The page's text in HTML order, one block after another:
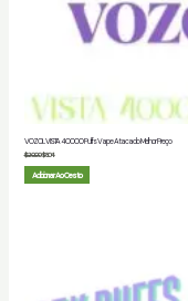
VOZOL VISTA 40000 Puffs Vape Atacado Melhor Preço
$20.00$8.04
Adicionar Ao Cesto